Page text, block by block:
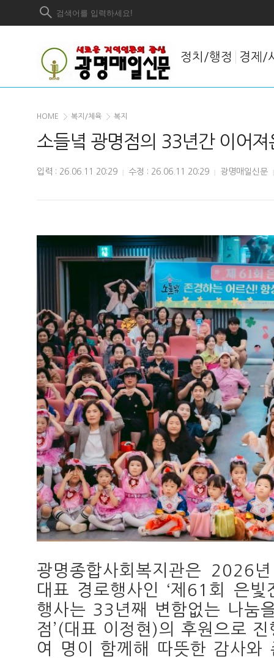
정치/행정 경제/
HOME 복지/체육 복지
소들녘 광명점의 33년간 이어
입력 : 26.06.11 20:29 | 수정 : 26.06.11 20:29 | 광명매일신문 |
광명종합사회복지관은 2026
대표 경로행사인 ‘제61회 은빛
행사는 33년째 변함없는 나눔
점’(대표 이정현)의 후원으로
여 명이 함께해 따뜻한 감사와